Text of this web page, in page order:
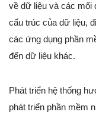
về dữ liệu và các mối
cấu trúc của dữ liệu,
các ứng dụng phần
đến dữ liệu khác.
Phát triển hệ thống
phát triển phần mềm